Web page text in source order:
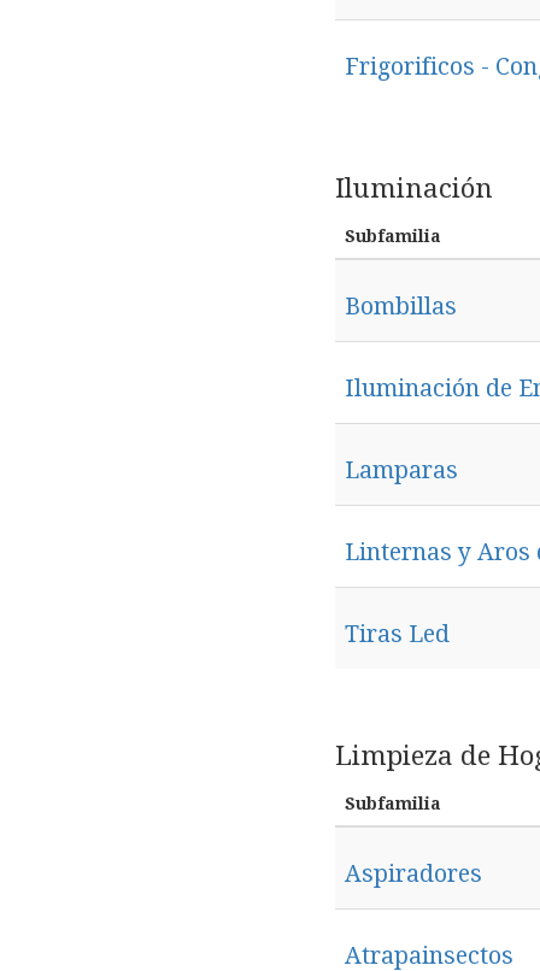
Frigorificos -
Iluminación
Subfamilia
Bombillas
Iluminación de
Lamparas
Linternas y Aros
Tiras Led
Limpieza de
Subfamilia
Aspiradores
Atrapainsectos